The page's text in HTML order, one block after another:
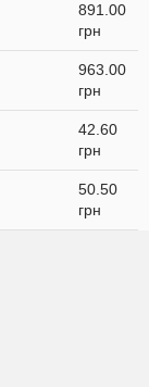
891.00
грн
963.00
грн
42.60
грн
50.50
грн